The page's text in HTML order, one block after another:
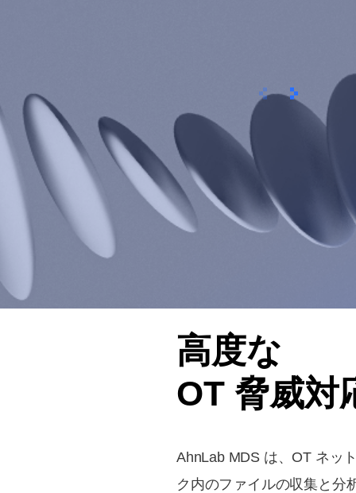
이전 次へ
高度な
OT 脅威対
AhnLab MDS は、OT ネッ
ク内のファイルの収集と分